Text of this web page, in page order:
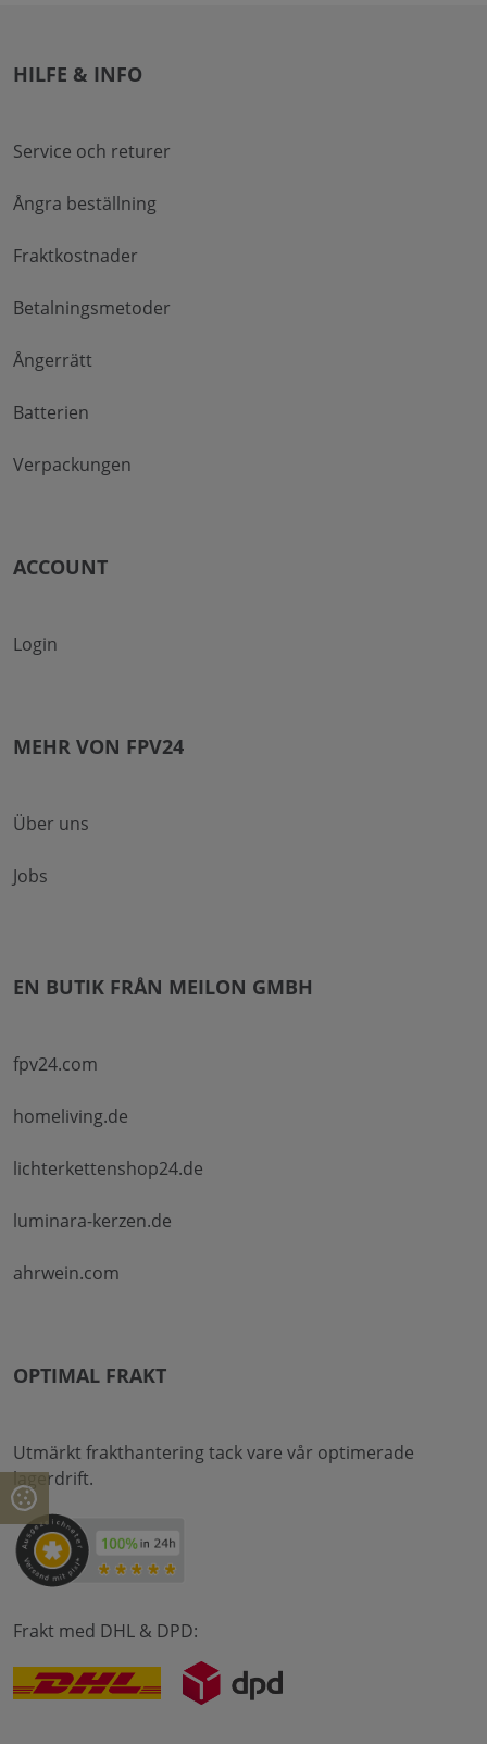
HILFE & INFO
Service och returer
Ångra beställning
Fraktkostnader
Betalningsmetoder
Ångerrätt
Batterien
Verpackungen
ACCOUNT
Login
MEHR VON FPV24
Über uns
Jobs
EN BUTIK FRÅN MEILON GMBH
fpv24.com
homeliving.de
lichterkettenshop24.de
luminara-kerzen.de
ahrwein.com
OPTIMAL FRAKT
Utmärkt frakthantering tack vare vår optimerade
lagerdrift.
Frakt med DHL & DPD: